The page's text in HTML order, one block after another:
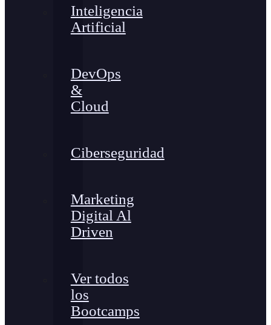
Inteligencia
Artificial
DevOps
&
Cloud
Ciberseguridad
Marketing
Digital Al
Driven
Ver todos
los
Bootcamps